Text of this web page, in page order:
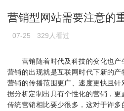
营销型网站需要注意的
07-25 329人看过
营销随着时代及科技的变化也产
营销的出现就是互联网时代下新的
营销的传播范围更广、速度更快且
据分析定制出具有个性化的营销，
传统营销相比要少很多，这对于许